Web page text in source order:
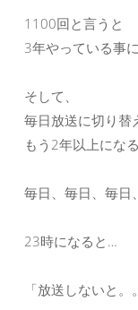
1100回と言うと
3年やっている事に
そして、
毎日放送に切り替
もう2年以上になる
毎日、毎日、毎日、
23時になると…
「放送しないと。